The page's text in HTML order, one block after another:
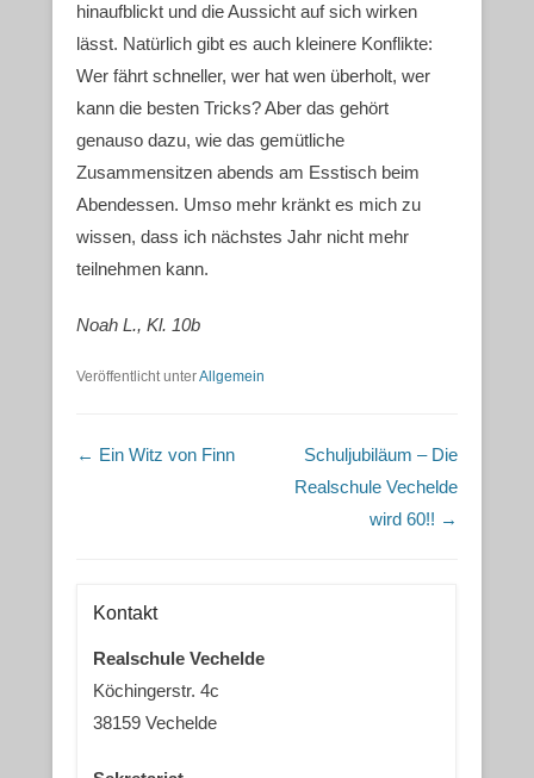
hinaufblickt und die Aussicht auf sich wirken
lässt. Natürlich gibt es auch kleinere Konflikte:
Wer fährt schneller, wer hat wen überholt, wer
kann die besten Tricks? Aber das gehört
genauso dazu, wie das gemütliche
Zusammensitzen abends am Esstisch beim
Abendessen. Umso mehr kränkt es mich zu
wissen, dass ich nächstes Jahr nicht mehr
teilnehmen kann.
Noah L., Kl. 10b
Veröffentlicht unterAllgemein
Beitragsnavigation
← Ein Witz von Finn
Schuljubiläum – Die
Realschule Vechelde
wird 60!! →
Kontakt
Realschule Vechelde
Köchingerstr. 4c
38159 Vechelde